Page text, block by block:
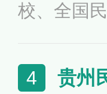
校、全国
育示范学
4 贵州